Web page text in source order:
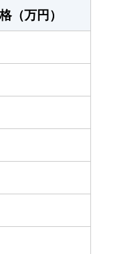
橋
橋
橋
橋
（万円）